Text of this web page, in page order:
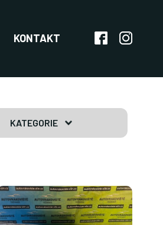
KONTAKT
KATEGORIE